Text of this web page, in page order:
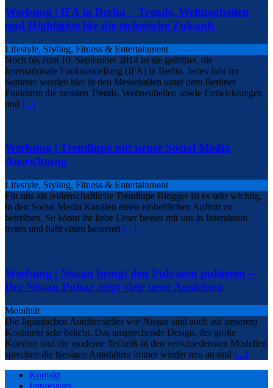
Werbung | IFA in Berlin – Trends, Weltneuheiten
und Highlights für die technische Zukunft
Lifestyle, Styling, Fitness & Entertainment
Noch bis zum 10. September 2014 ist sie geöffnet, die
Internationale Funkausstellung (IFA) in Berlin. Jedes Jahr im
Sommer werden hier in den Messehallen unter dem Berliner
Funkturm die neusten Trends, Weltneuheiten sowie Entwicklungen
und [...]
Werbung | Trendlupe mit neuer Social Media
Ausrichtung
Lifestyle, Styling, Fitness & Entertainment
Für uns als leidenschaftliche Trendlupe Blogger ist es sehr wichtig,
in den Social Media Kanälen einen einheitlichen Auftritt zu
betreiben. So könnt ihr liebe Leser besser mit uns in Interaktion
treten und habt einen besseren [...]
Werbung | Nissan bringt den Puls zum pulsieren –
Der Nissan Pulsar zeigt viele neue Ansichten
Mobilität
Die Japanischen Autohersteller wie Nissan sind auch auf unserem
Kontinent sehr beliebt. Das ansprechende Design, der große
Komfort und die moderne Technik in den verschiedensten Modellen
sprechen die hiesigen Autofahrer immer wieder neu an und [...]
Kontakt
Impressum